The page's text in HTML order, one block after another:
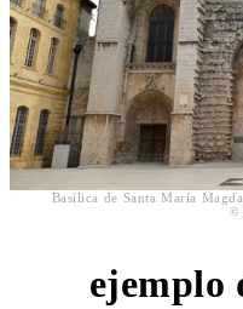
Basílica de Santa María
©
ejemplo